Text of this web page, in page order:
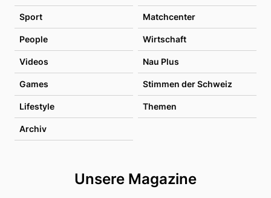
Sport Matchcenter
People Wirtschaft
Videos Nau Plus
Games Stimmen der Schweiz
Lifestyle Themen
Archiv
Unsere Magazine